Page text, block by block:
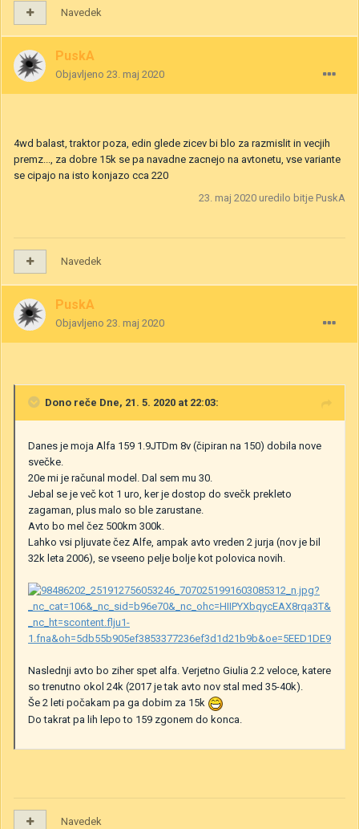
Navedek
PuskA
Objavljeno 23. maj 2020
4wd balast, traktor poza, edin glede zicev bi blo za razmislit in vecjih
premz..., za dobre 15k se pa navadne zacnejo na avtonetu, vse variante
se cipajo na isto konjazo cca 220
23. maj 2020 uredilo bitje PuskA
Navedek
PuskA
Objavljeno 23. maj 2020
Dono reče Dne, 21. 5. 2020 at 22:03:
Danes je moja Alfa 159 1.9JTDm 8v (čipiran na 150) dobila nove
svečke.
20e mi je računal model. Dal sem mu 30.
Jebal se je več kot 1 uro, ker je dostop do svečk prekleto
zagaman, plus malo so ble zarustane.
Avto bo mel čez 500km 300k.
Lahko vsi pljuvate čez Alfe, ampak avto vreden 2 jurja (nov je bil
32k leta 2006), se vseeno pelje bolje kot polovica novih.
Naslednji avto bo ziher spet alfa. Verjetno Giulia 2.2 veloce, katere
so trenutno okol 24k (2017 je tak avto nov stal med 35-40k).
Še 2 leti počakam pa ga dobim za 15k
Do takrat pa lih lepo to 159 zgonem do konca.
Navedek